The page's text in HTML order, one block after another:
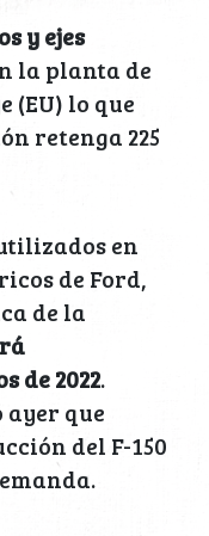
y ejes
la planta de
(EU) lo que
retenga 225
en
de Ford,
de la
de 2022.
ayer que
del F-150